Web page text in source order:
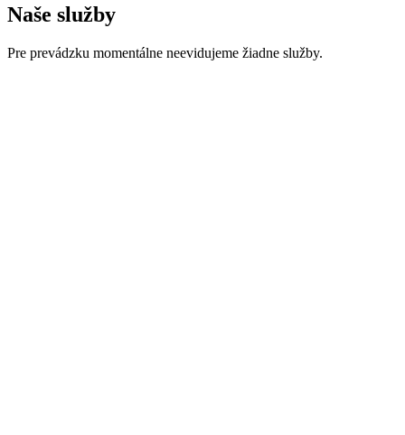
Naše služby
Pre prevádzku momentálne neevidujeme žiadne služby.